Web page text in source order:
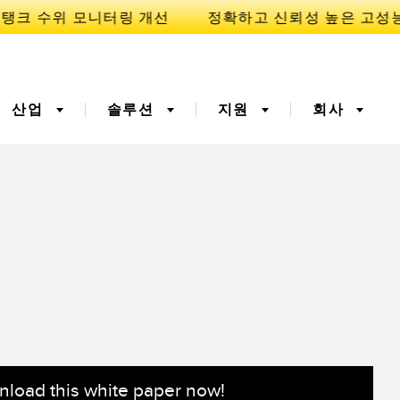
센서
산업 솔루션
적 유지보수용
지원 회사
this white paper now!